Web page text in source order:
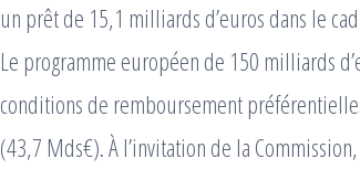
un prêt de 15,1 milliards d’euros dans le
Le programme européen de 150 milliards
conditions de remboursement
(43,7 Mds€). À l’invitation de la